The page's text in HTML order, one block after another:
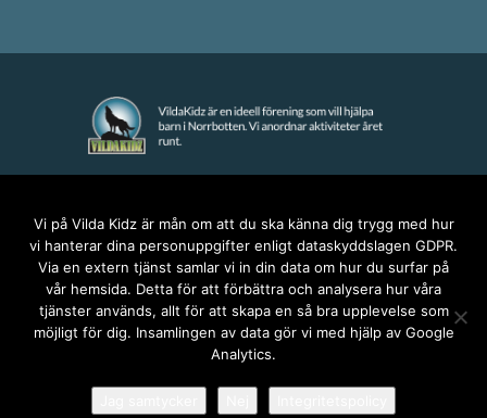
anna@vildakidz.se
076-7755068
Integritetspolicy
SOCIALA MEDIER
Vi på Vilda Kidz är mån om att du ska känna dig trygg med hur
vi hanterar dina personuppgifter enligt dataskyddslagen GDPR.
Via en extern tjänst samlar vi in din data om hur du surfar på
vår hemsida. Detta för att förbättra och analysera hur våra
tjänster används, allt för att skapa en så bra upplevelse som
möjligt för dig. Insamlingen av data gör vi med hjälp av Google
Analytics.